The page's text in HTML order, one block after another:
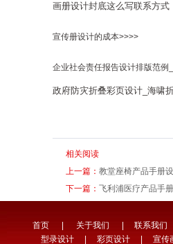
画册设计封底这么写联系方
宣传册设计的成本>>>>
企业社会责任报告设计排版范
政府防灾折叠彩页设计_海啸
相关阅读
上一篇： 教堂座椅产品手册
下一篇： 飞利浦医疗产品手
首页 关于我们
联系我们
型录设计
彩页设计 宣传